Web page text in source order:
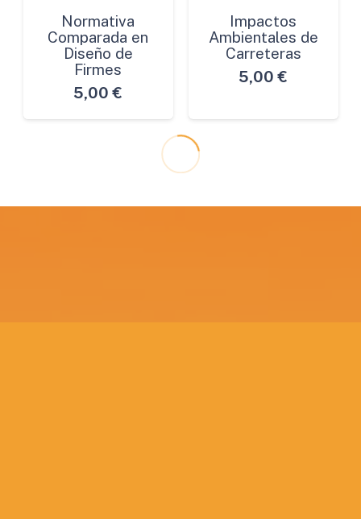
Normativa
Comparada en
Diseño de
Firmes
5,00 €
Impactos
Ambientales de
Carreteras
5,00 €